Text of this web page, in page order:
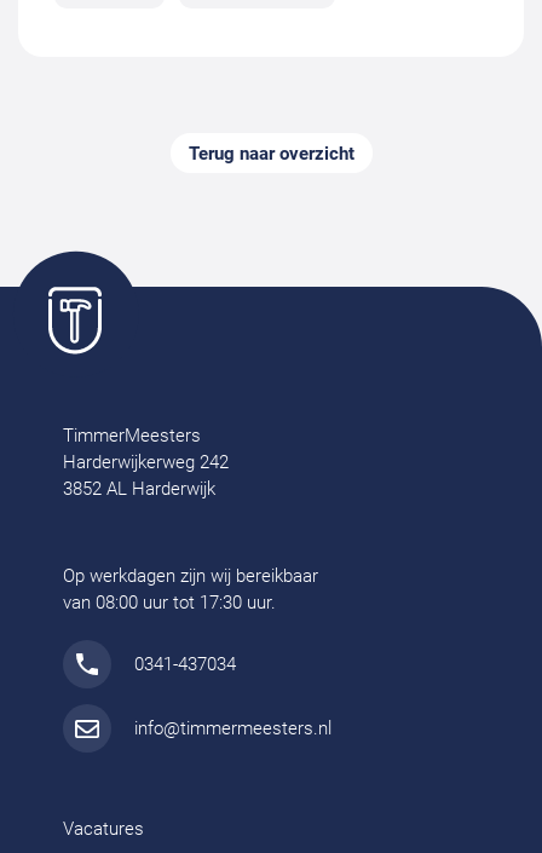
Terug naar overzicht
TimmerMeesters
Harderwijkerweg 242
3852 AL Harderwijk
Op werkdagen zijn wij bereikbaar
van 08:00 uur tot 17:30 uur.
0341-437034
info@timmermeesters.nl
Vacatures